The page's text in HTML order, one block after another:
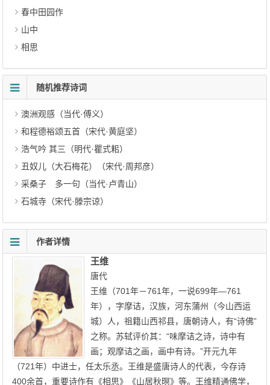
春中田园作
山中
相思
随机推荐诗词
澳洲观感（当代·傅义）
和程德裕颂五首（宋代·黄庭坚）
浩气吟 其三（明代·瞿式耜）
丑奴儿（大石梅花）（宋代·周邦彦）
采桑子 多一句（当代·卢青山）
石城寺（宋代·滕宗谅）
作者详情
王维
唐代
王维（701年－761年，一说699年—761
年），字摩诘，汉族，河东蒲州（今山西运
城）人，祖籍山西祁县，唐朝诗人，有“诗佛”
之称。苏轼评价其：“味摩诘之诗，诗中有
画；观摩诘之画，画中有诗。”开元九年
（721年）中进士，任太乐丞。王维是盛唐诗人的代表，今存诗
400余首，重要诗作有《相思》《山居秋暝》等。王维精通佛学，